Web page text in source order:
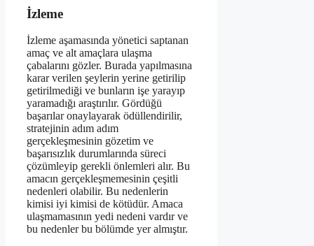
İzleme
İzleme aşamasında yönetici saptanan
amaç ve alt amaçlara ulaşma
çabalarını gözler. Burada yapılmasına
karar verilen şeylerin yerine getirilip
getirilmediği ve bunların işe yarayıp
yaramadığı araştırılır. Gördüğü
başarılar onaylayarak ödüllendirilir,
stratejinin adım adım
gerçekleşmesinin gözetim ve
başarısızlık durumlarında süreci
çözümleyip gerekli önlemleri alır. Bu
amacın gerçekleşmemesinin çeşitli
nedenleri olabilir. Bu nedenlerin
kimisi iyi kimisi de kötüdür. Amaca
ulaşmamasının yedi nedeni vardır ve
bu nedenler bu bölümde yer almıştır.